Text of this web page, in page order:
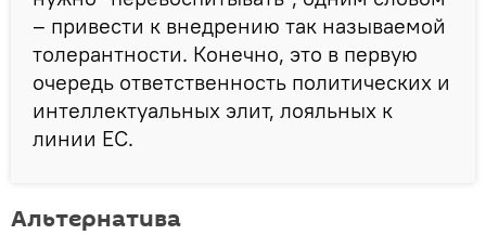
– привести к внедрению так называемой
толерантности. Конечно, это в первую
очередь ответственность политических и
интеллектуальных элит, лояльных к
линии ЕС.
Альтернатива